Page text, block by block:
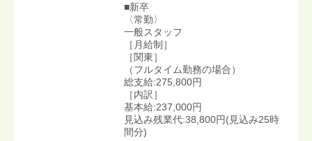
■新卒
〈常勤〉
一般スタッフ
［月給制］
［関東］
（フルタイム勤務の場合）
総支給:275,800円
［内訳］
基本給:237,000円
見込み残業代:38,800円(見込み25時
間分)